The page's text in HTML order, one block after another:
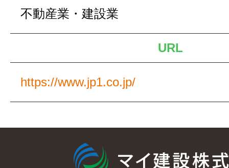
不動産業・建設業
URL
https://www.jp1.co.jp/